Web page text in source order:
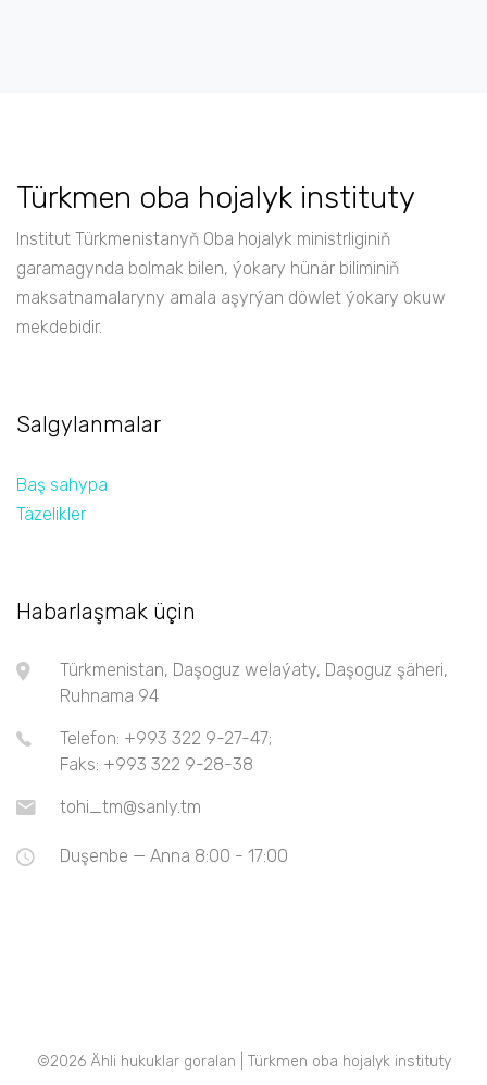
Türkmen oba hojalyk instituty
Institut Türkmenistanyň Oba hojalyk ministrliginiň
garamagynda bolmak bilen, ýokary hünär biliminiň
maksatnamalaryny amala aşyrýan döwlet ýokary okuw
mekdebidir.
Salgylanmalar
Baş sahypa
Täzelikler
Habarlaşmak üçin
Türkmenistan, Daşoguz welaýaty, Daşoguz şäheri,
Ruhnama 94
Telefon: +993 322 9-27-47;
Faks: +993 322 9-28-38
tohi_tm@sanly.tm
Duşenbe — Anna 8:00 - 17:00
©2026 Ähli hukuklar goralan | Türkmen oba hojalyk instituty